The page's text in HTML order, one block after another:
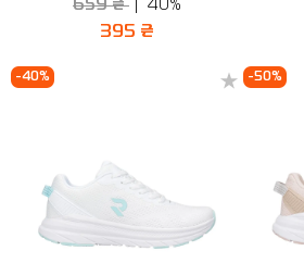
659 ₴ 40%
395 ₴
-40% -50%